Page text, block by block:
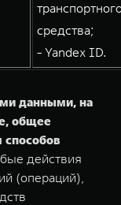
средства;
- Yandex ID.
данными, на
общее
действия
(операций),